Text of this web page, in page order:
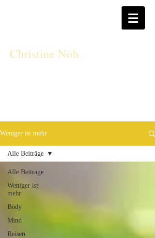
Christine Nöh
Weniger ist mehr
Alle Beiträge
Weniger ist
mehr
Body
Mind
Reisen
Alle Beiträge